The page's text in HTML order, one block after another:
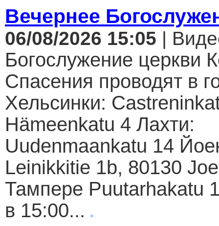
Вечернее
06/08/2026 15:05 |
Богослужение церкви
Спасения проводят в
Хельсинки:
Hämeenkatu 4 Лахти:
Uudenmaankatu 14
Leinikkitie 1b, 80130
Тампере Puutarhakatu
в 15:00...